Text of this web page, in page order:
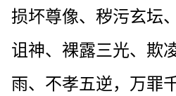
损坏尊像、秽污玄坛
诅神、裸露三光、欺
雨、不孝五逆，万罪